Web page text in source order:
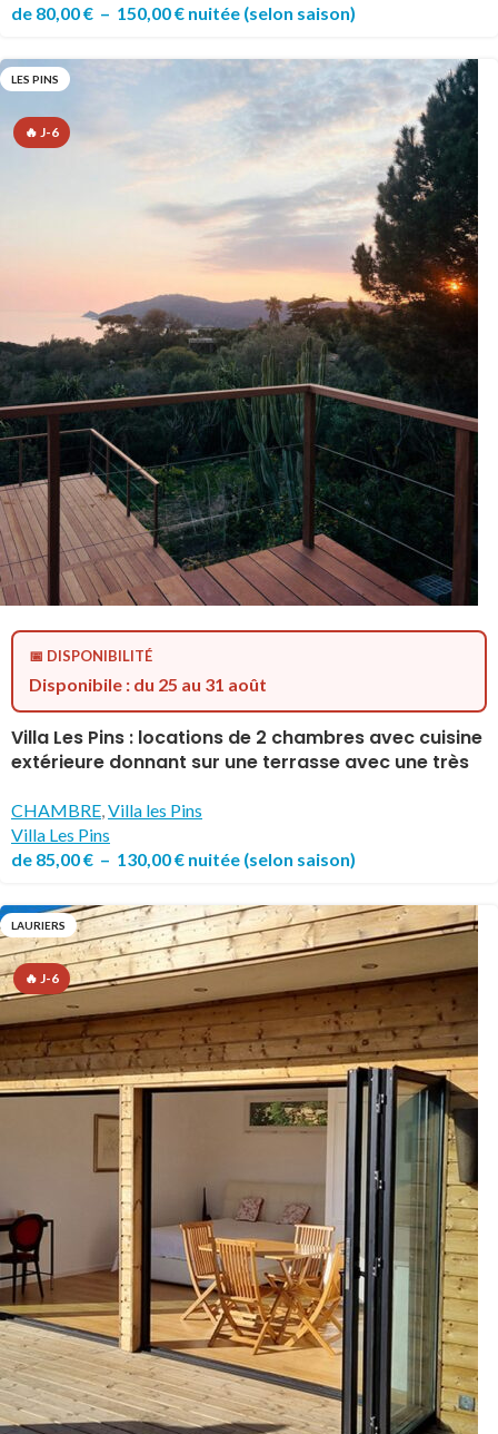
de 80,00€ – 150,00€ nuitée (selon saison)
🔥 J-6
LES PINS
📅 DISPONIBILITÉ
Disponibile : du 25 au 31 août
Villa Les Pins : locations de 2 chambres avec cuisine
extérieure donnant sur une terrasse avec une très
CHAMBRE Villa les Pins
Villa Les Pins
de 85,00€ – 130,00€ nuitée (selon saison)
🔥 J-6
LAURIERS